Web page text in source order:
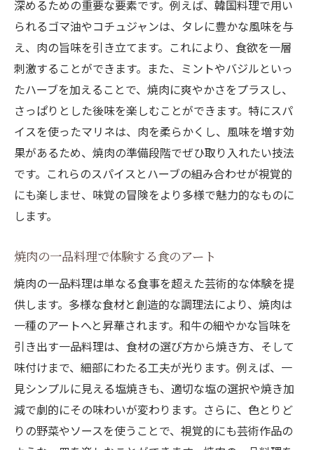
深めるための重要な要素です。例えば、韓国料理で用い
られるゴマ油やコチュジャンは、タレに豊かな風味を与
え、肉の旨味を引き立てます。これにより、食欲を一層
刺激することができます。また、ミントやバジルといっ
たハーブを加えることで、焼肉に爽やかさをプラスし、
さっぱりとした後味を楽しむことができます。特にスパ
イスを使ったマリネは、肉を柔らかくし、風味を増す効
果があるため、焼肉の準備段階でぜひ取り入れたい技法
です。これらのスパイスとハーブの組み合わせが視覚的
にも楽しませ、味覚の冒険をより多様で魅力的なものに
します。
焼肉の一品料理で体験する食のアート
焼肉の一品料理は単なる食事を超えた芸術的な体験を提
供します。多様な食材と創造的な調理法により、焼肉は
一種のアートへと昇華されます。和牛の細やかな旨味を
引き出す一品料理は、食材の選び方から焼き方、そして
味付けまで、細部にわたる工夫が光ります。例えば、一
見シンプルに見える塩焼きも、適切な塩の選択や焼き加
減で劇的にその味わいが変わります。さらに、色とりど
りの野菜やソースを使うことで、視覚的にも芸術作品の